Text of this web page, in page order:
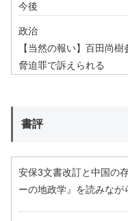
今後
政治
【当然の報い】百田尚
脅迫罪で訴えられる
書評
安保3文書改訂と中国の
ーの地政学』を読みなが